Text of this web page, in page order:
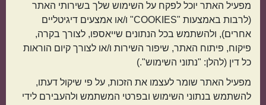
מפעיל האתר יוכל לפקח על השימוש שלך בשירותי האתר
(לרבות באמצעות "COOKIES" ו/או אמצעים דיגיטליים
אחרים), ולהשתמש בכל הנתונים שייאספו, לצורך בקרה,
פיקוח, פיתוח האתר, שיפור השירות ו/או לצורך קיום הוראות
כל דין (להלן: "נתוני השימוש".)
מפעיל האתר שומר לעצמו את הזכות, על פי שיקול דעתו,
להשתמש בנתוני השימוש ובפרטי המשתמש ולהעבירם לידי